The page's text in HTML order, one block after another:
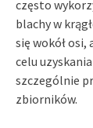
często
blachy w
się wokół
celu
szczególnie
zbiorników.